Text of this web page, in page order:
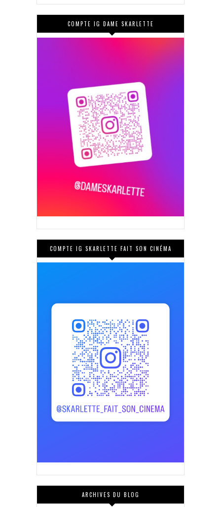
COMPTE IG DAME SKARLETTE
COMPTE IG SKARLETTE FAIT SON CINÉMA
ARCHIVES DU BLOG